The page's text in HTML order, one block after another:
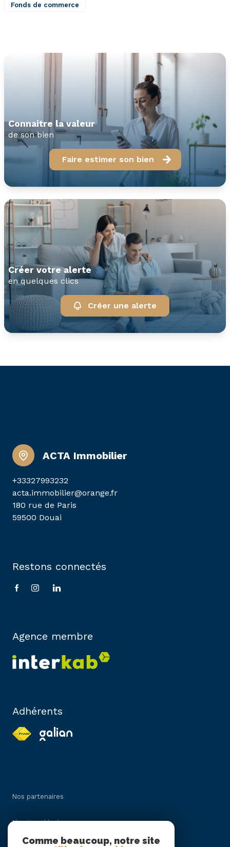
Fonds de commerce
connaitre la valeur
de son bien
Faire estimer son bien
créer votre alerte
en quelques clics
Créer une alerte
ACTA Immobilier
+33327993232
acta.immobilier@orange.fr
180 rue de Paris
59500 Douai
Restons connectés
Agence membre
Adhérents
Nos partenaires
Mentions légales
Comme beaucoup, notre site